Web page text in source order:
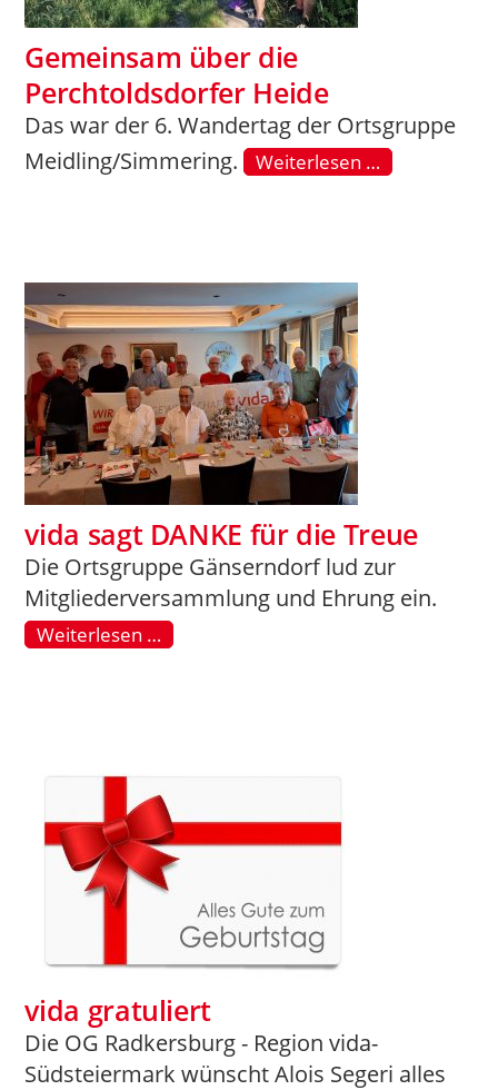
Gemeinsam über die
Perchtoldsdorfer Heide
Das war der 6. Wandertag der Ortsgruppe
Meidling/Simmering. Weiterlesen …
vida sagt DANKE für die Treue
Die Ortsgruppe Gänserndorf lud zur
Mitgliederversammlung und Ehrung ein.
Weiterlesen …
vida gratuliert
Die OG Radkersburg - Region vida-
Südsteiermark wünscht Alois Segeri alles